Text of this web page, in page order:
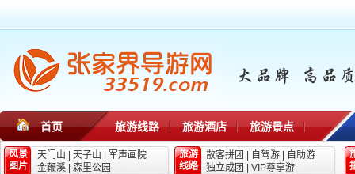
首页 旅游线路 旅游酒店 旅游景点
风景
图片
天门山 天子山
军声画院
金鞭溪
森里公园
旅游
线路
散客拼团 自驾游
自助游
独立成团
VIP尊享游